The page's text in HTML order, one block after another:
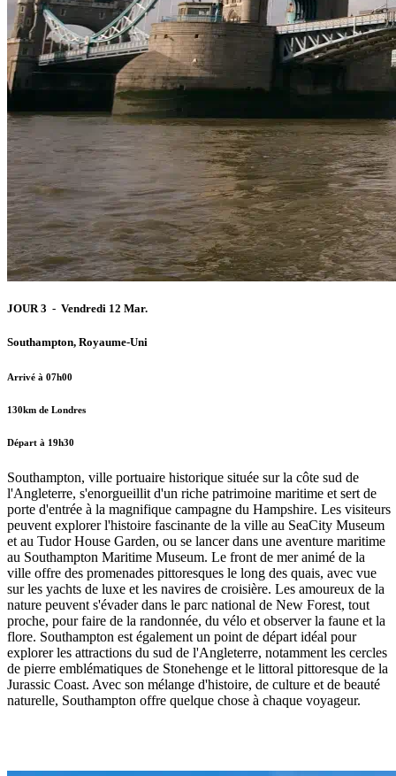
JOUR 3 - Vendredi 12 Mar.
Southampton, Royaume-Uni
Arrivé à 07h00
130km de Londres
Départ à 19h30
Southampton, ville portuaire historique située sur la côte sud de
l'Angleterre, s'enorgueillit d'un riche patrimoine maritime et sert de
porte d'entrée à la magnifique campagne du Hampshire. Les visiteurs
peuvent explorer l'histoire fascinante de la ville au SeaCity Museum
et au Tudor House Garden, ou se lancer dans une aventure maritime
au Southampton Maritime Museum. Le front de mer animé de la
ville offre des promenades pittoresques le long des quais, avec vue
sur les yachts de luxe et les navires de croisière. Les amoureux de la
nature peuvent s'évader dans le parc national de New Forest, tout
proche, pour faire de la randonnée, du vélo et observer la faune et la
flore. Southampton est également un point de départ idéal pour
explorer les attractions du sud de l'Angleterre, notamment les cercles
de pierre emblématiques de Stonehenge et le littoral pittoresque de la
Jurassic Coast. Avec son mélange d'histoire, de culture et de beauté
naturelle, Southampton offre quelque chose à chaque voyageur.